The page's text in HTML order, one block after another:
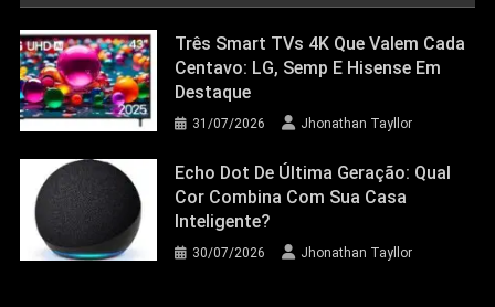
Três Smart TVs 4K Que Valem Cada
Centavo: LG, Semp E Hisense Em
Destaque
31/07/2026 Jhonathan Tayllor
Echo Dot De Última Geração: Qual
Cor Combina Com Sua Casa
Inteligente?
30/07/2026 Jhonathan Tayllor